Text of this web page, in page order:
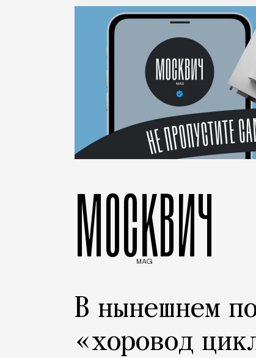
МОСКВИЧ
MAG
В нынешнем
«хоровод